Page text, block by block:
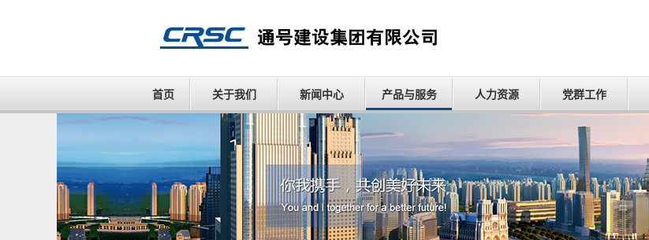
首页 关于我们 新闻中心 产品与服务 人力资源 党群工作